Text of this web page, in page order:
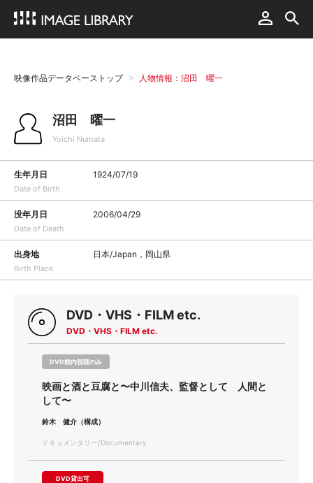
映像作品データベーストップ 人物情報：沼田 曜一
沼田 曜一
Yoichi Numata
生年月日
Date of Birth
1924/07/19
没年月日
Date of Death
2006/04/29
出身地
Birth Place
日本/Japan，岡山県
DVD・VHS・FILM etc.
DVD・VHS・FILM etc.
DVD館内視聴のみ
映画と酒と豆腐と〜中川信夫、監督として 人間と
して〜
鈴木 健介（構成）
ドキュメンタリー/Documentary
DVD貸出可